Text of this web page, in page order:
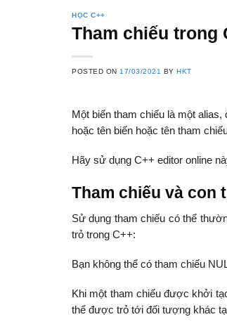
HỌC C++
Tham chiếu trong
POSTED ON 17/03/2021 BYHKT
Một biến tham chiếu là một
hoặc tên biến hoặc tên tham
Hãy sử dụng C++ editor online
Tham chiếu và con
Sử dụng tham chiếu có thể
trỏ trong C++:
Bạn không thể có tham chiếu
Khi một tham chiếu được khởi
thể được trỏ tới đối tượng khác